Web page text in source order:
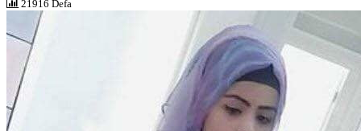
21916 Defa